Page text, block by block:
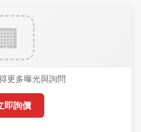
更多曝光與詢問
即詢價